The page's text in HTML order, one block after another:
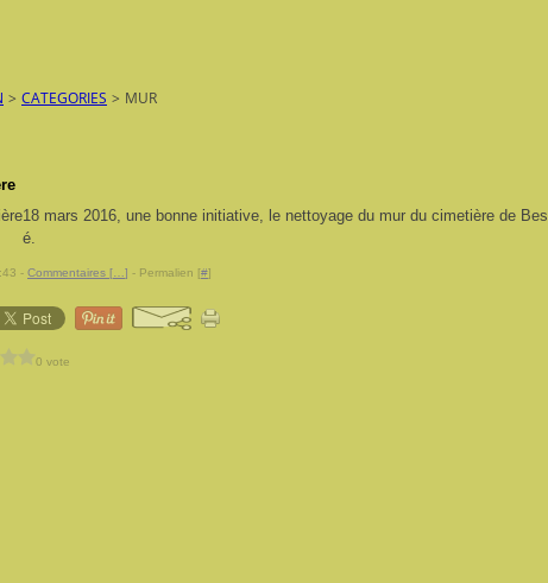
> CATEGORIES > MUR
18 mars 2016, une bonne initiative, le nettoyage du mur du cimetière de
é.
- Commentaires [ ] - Permalien [#]
0 vote